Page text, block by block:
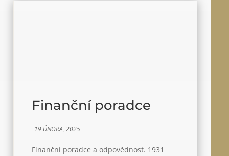
Finanční poradce
19 ÚNORA, 2025
Finanční poradce a odpovědnost. 1931